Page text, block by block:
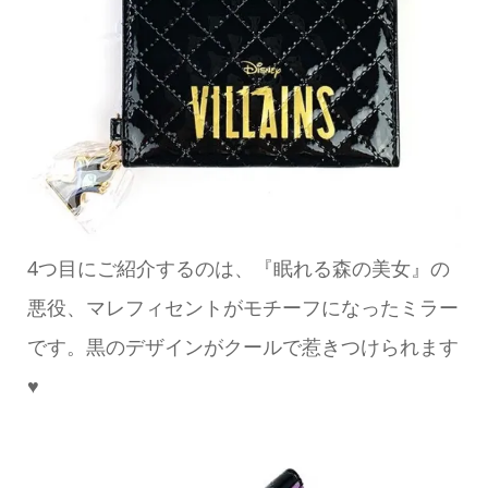
4つ目にご紹介するのは、『眠れる森の美女』の
悪役、マレフィセントがモチーフになったミラー
です。黒のデザインがクールで惹きつけられます
♥